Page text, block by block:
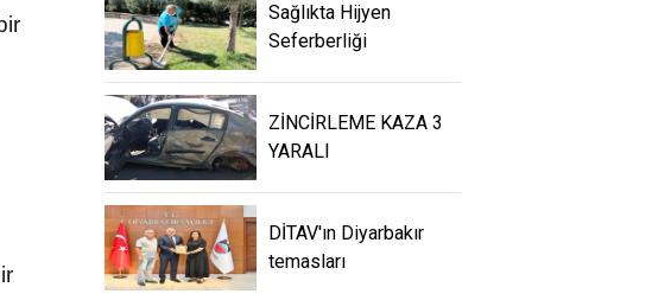
Sağlıkta Hijyen
Seferberliği
ZİNCİRLEME KAZA 3
YARALI
DİTAV'ın Diyarbakır
temasları